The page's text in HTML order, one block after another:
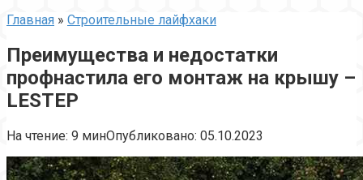
Главная » Строительные лайфхаки
Преимущества и недостатки
профнастила его монтаж на крышу –
LESTEP
На чтение: 9 минОпубликовано: 05.10.2023